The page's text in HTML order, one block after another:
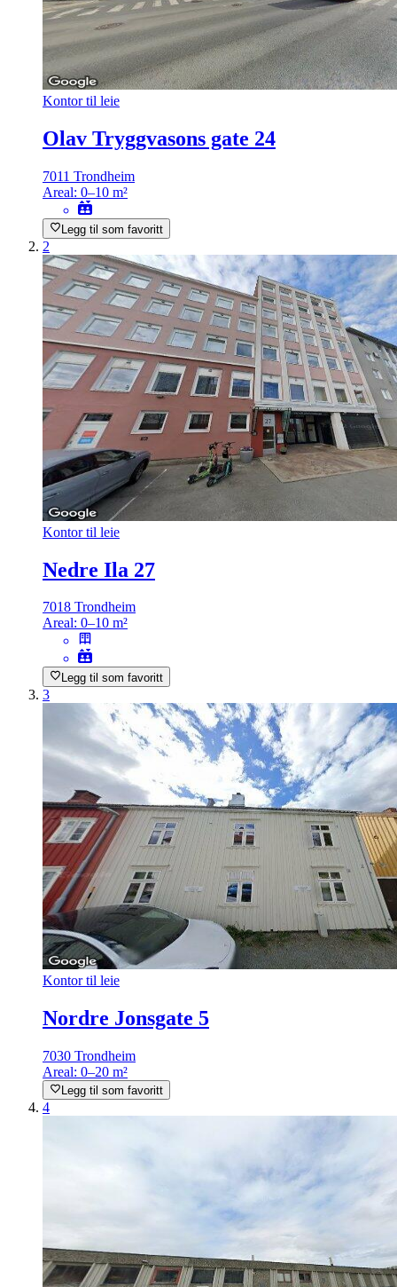
Kontor til leie
Olav Tryggvasons gate 24
7011 Trondheim
Areal: 0–10 m²
Legg til som favoritt
2
Kontor til leie
Nedre Ila 27
7018 Trondheim
Areal: 0–10 m²
Legg til som favoritt
3
Kontor til leie
Nordre Jonsgate 5
7030 Trondheim
Areal: 0–20 m²
Legg til som favoritt
4